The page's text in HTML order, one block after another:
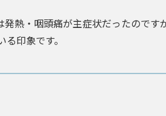
熱・咽頭痛が主症状だったのです
印象です。